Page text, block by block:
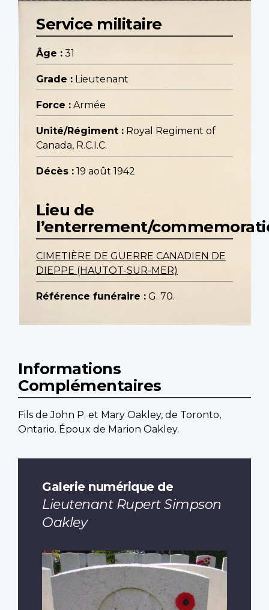
Service militaire
Âge : 31
Grade : Lieutenant
Force : Armée
Unité/Régiment : Royal Regiment of
Canada, R.C.I.C.
Décès : 19 août 1942
Lieu de
l’enterrement/
CIMETIÈRE DE GUERRE CANADIEN DE
DIEPPE (HAUTOT-SUR-MER)
Référence funéraire : G. 70.
Informations
Complémentaires
Fils de John P. et Mary Oakley, de Toronto,
Ontario. Époux de Marion Oakley.
Galerie numérique de
Lieutenant Rupert Simpson
Oakley